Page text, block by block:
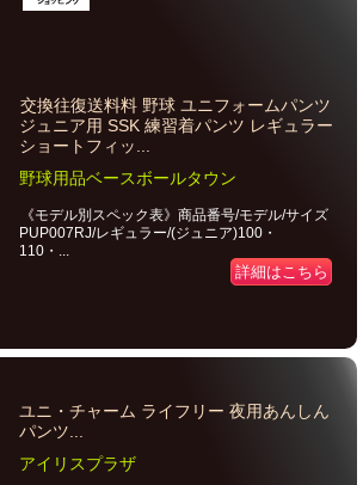
交換往復送料料 野球 ユニフォームパンツ
ジュニア用 SSK 練習着パンツ レギュラー
ショートフィッ...
野球用品ベースボールタウン
《モデル別スペック表》商品番号/モデル/サイズ
PUP007RJ/レギュラー/(ジュニア)100・
110・...
詳細はこちら
ユニ・チャーム ライフリー 夜用あんしん
パンツ...
アイリスプラザ